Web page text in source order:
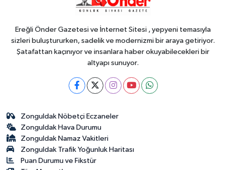
açıklandı... Alımlar 24 Ağustos'ta
Ereğli Önder Gazetesi ve İnternet Sitesi , yepyeni temasıyla
sizleri buluştururken, sadelik ve modernizmi bir araya getiriyor.
Şatafattan kaçınıyor ve insanlara haber okuyabilecekleri bir
altyapı sunuyor.
Zonguldak Nöbetçi Eczaneler
Zonguldak Hava Durumu
Zonguldak Namaz Vakitleri
Zonguldak Trafik Yoğunluk Haritası
Puan Durumu ve Fikstür